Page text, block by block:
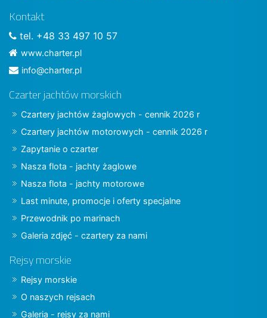
Kontakt
tel. +48 33 497 10 57
www.charter.pl
info@charter.pl
Czarter jachtów morskich
Czartery jachtów żaglowych - cennik 2026 r
Czartery jachtów motorowych - cennik 2026 r
Zapytanie o czarter
Nasza flota - jachty żaglowe
Nasza flota - jachty motorowe
Last minute, promocje i oferty specjalne
Przewodnik po marinach
Galeria zdjęć - czartery za nami
Rejsy morskie
Rejsy morskie
O naszych rejsach
Galeria - rejsy za nami